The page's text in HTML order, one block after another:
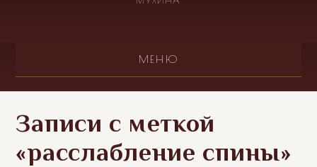
МЕНЮ
Записи с меткой
«расслабление спины»